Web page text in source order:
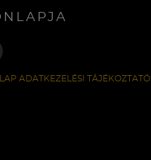
ADATKEZELÉSI TÁJÉKOZTATÓ